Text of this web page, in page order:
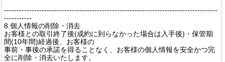
-------------------------------------------------------------------------------------
-----------
8.個人情報の削除・消去
お客様との取引終了後(成約に到らなかった場合は入手後)・保管期
間(10年間)経過後、お客様の
事前・事後の承諾を得ることなく、お客様の個人情報を安全かつ完
全に削除・消去いたします。